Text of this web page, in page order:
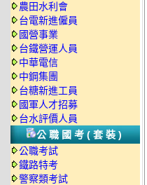
農田水利會
台電新進僱員
國營事業
台鐵營運人員
中華電信
中鋼集團
台糖新進工員
國軍人才招募
台水評價人員
公職國考(套裝)
公職考試
鐵路特考
警察類考試